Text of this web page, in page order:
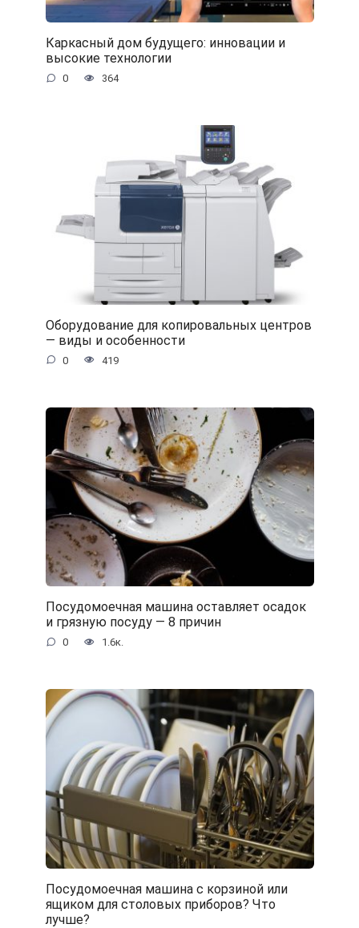
Каркасный дом будущего: инновации и
высокие технологии
0 364
Оборудование для копировальных центров
— виды и особенности
0 419
Посудомоечная машина оставляет осадок
и грязную посуду — 8 причин
0 1.6к.
Посудомоечная машина с корзиной или
ящиком для столовых приборов? Что
лучше?